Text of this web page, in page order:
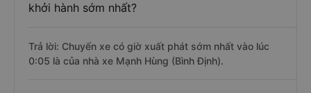
khởi hành sớm nhất?
Trả lời: Chuyến xe có giờ xuất phát sớm nhất vào lúc
0:05 là của nhà xe Mạnh Hùng (Bình Định).